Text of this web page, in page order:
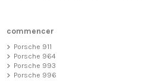
commencer
Porsche 911
Porsche 964
Porsche 993
Porsche 996